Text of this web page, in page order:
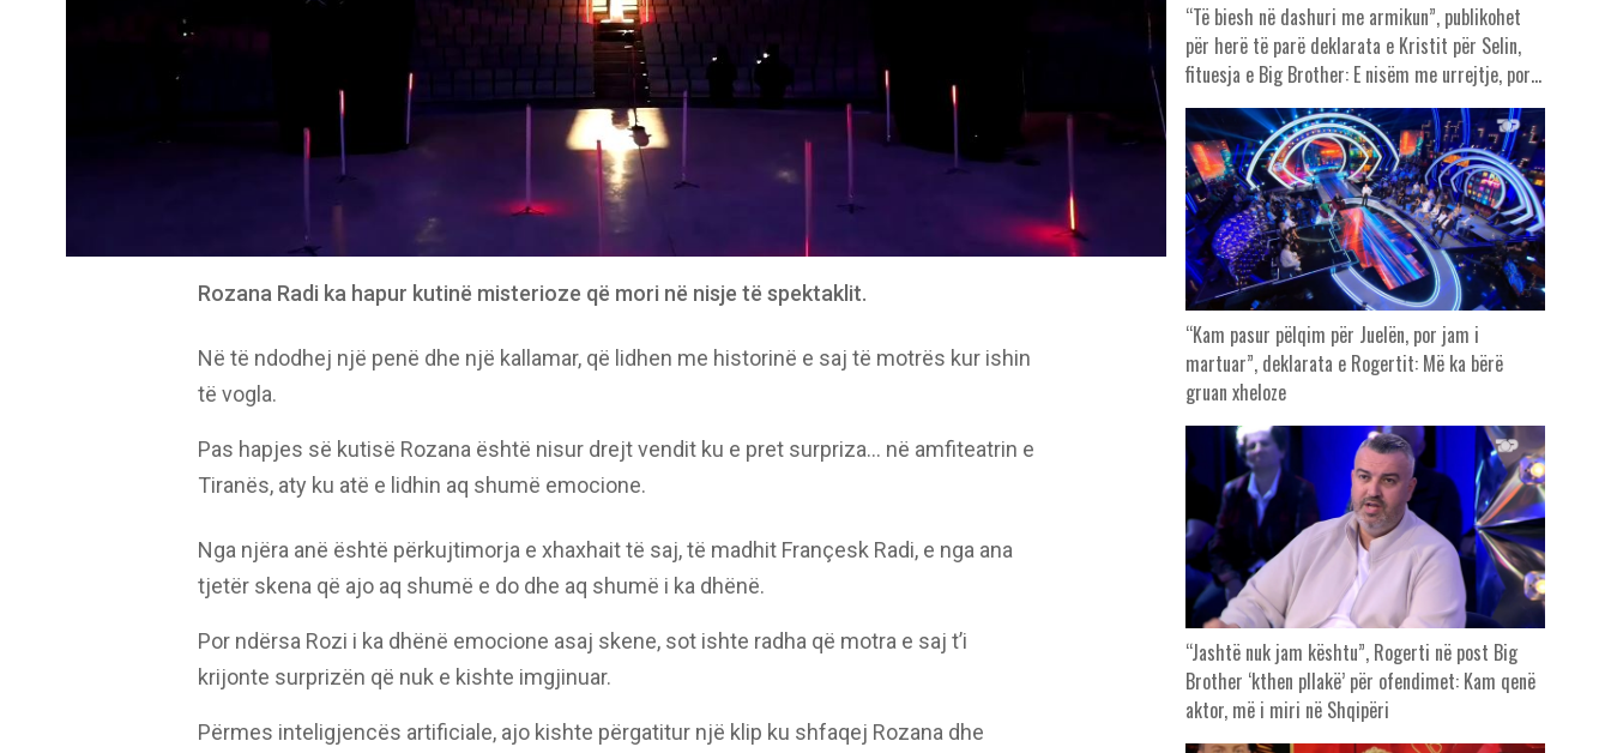
Rozana Radi ka hapur kutinë misterioze që mori në nisje të spektaklit.
Në të ndodhej një penë dhe një kallamar, që lidhen me historinë e saj të motrës kur ishin
të vogla.
Pas hapjes së kutisë Rozana është nisur drejt vendit ku e pret surpriza… në amfiteatrin e
Tiranës, aty ku atë e lidhin aq shumë emocione.
Nga njëra anë është përkujtimorja e xhaxhait të saj, të madhit Françesk Radi, e nga ana
tjetër skena që ajo aq shumë e do dhe aq shumë i ka dhënë.
Por ndërsa Rozi i ka dhënë emocione asaj skene, sot ishte radha që motra e saj t’i
krijonte surprizën që nuk e kishte imgjinuar.
Përmes inteligjencës artificiale, ajo kishte përgatitur një klip ku shfaqej Rozana dhe
“Të biesh në dashuri me armikun”, publikohet
për herë të parë deklarata e Kristit për Selin,
fituesja e Big Brother: E nisëm me urrejtje, por…
“Kam pasur pëlqim për Juelën, por jam i
martuar”, deklarata e Rogertit: Më ka bërë
gruan xheloze
“Jashtë nuk jam kështu”, Rogerti në post Big
Brother ‘kthen pllakë’ për ofendimet: Kam qenë
aktor, më i miri në Shqipëri